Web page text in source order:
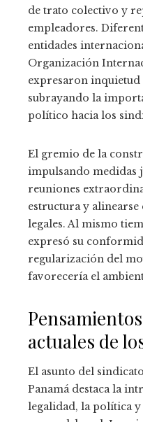
de trato colectivo y
empleadores.
entidades
Organización
expresaron
subrayando la
político hacia los
El gremio de la
impulsando medidas
reuniones
estructura y alinearse
legales. Al mismo
expresó su
regularización del
favorecería el
actuales de
El asunto del
Panamá destaca la
legalidad, la política